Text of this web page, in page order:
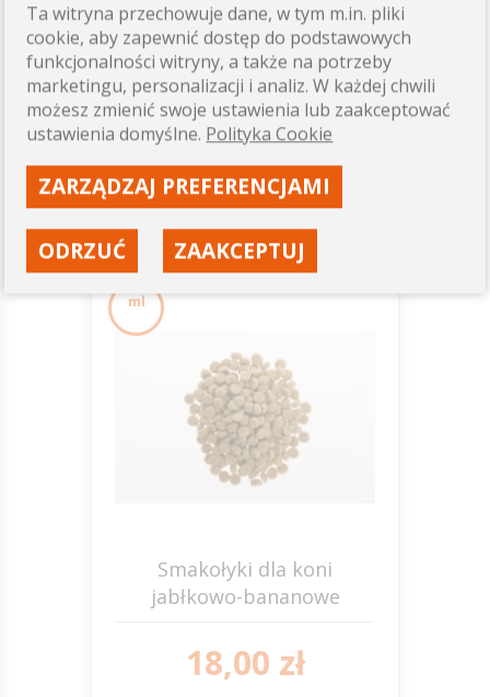
BITE OF SPRING
Smakołyki dla koni
Stara cena: 38,00 zł
35,00 zł
Dostępność: wysoka
ZOBACZ
ml
Smakołyki dla koni
jabłkowo-bananowe
18,00 zł
Ta witryna przechowuje dane, w tym m.in. pliki
cookie, aby zapewnić dostęp do podstawowych
funkcjonalności witryny, a także na potrzeby
marketingu, personalizacji i analiz. W każdej chwili
możesz zmienić swoje ustawienia lub zaakceptować
ustawienia domyślne. Polityka Cookie
ZARZĄDZAJ PREFERENCJAMI
ODRZUĆ ZAAKCEPTUJ